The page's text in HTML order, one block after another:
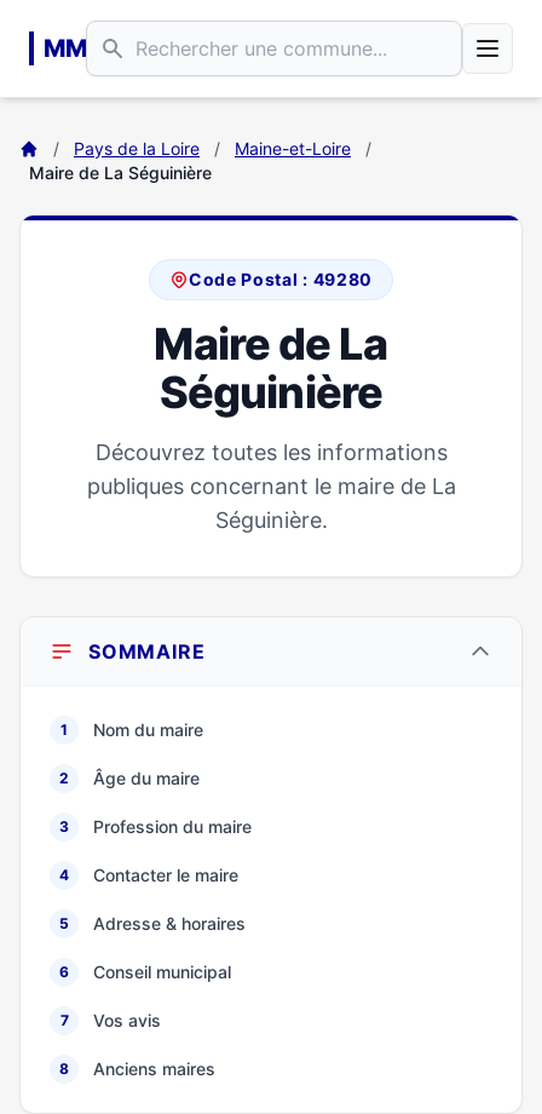
MM
/ Pays de la Loire / Maine-et-Loire
/
Maire de La Séguinière
Code Postal : 49280
Maire de La
Séguinière
Découvrez toutes les informations
publiques concernant le maire de La
Séguinière.
SOMMAIRE
1 Nom du maire
2 Âge du maire
3 Profession du maire
4 Contacter le maire
5 Adresse & horaires
6 Conseil municipal
7 Vos avis
8 Anciens maires